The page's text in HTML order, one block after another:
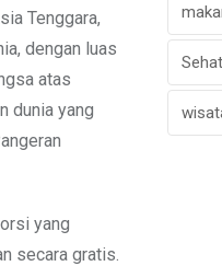
Tenggara,
dengan luas
atas
dunia yang
yang
secara gratis.
Sehat